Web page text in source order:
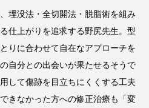
埋没法・全切開法・脱脂術を組み
仕上がりを追求する野尻先生。型
りに合わせて自在なアプローチを
自分との出会いが果たせるそうで
して傷跡を目立ちにくくする工夫
きなかった方への修正治療も「変